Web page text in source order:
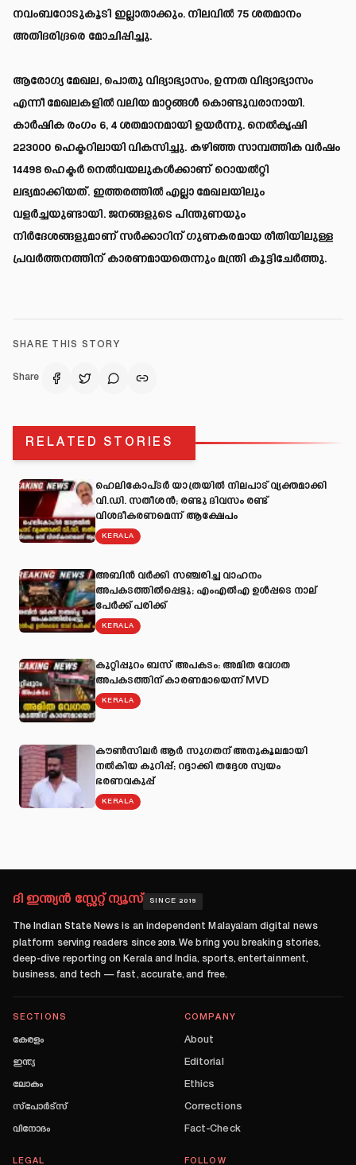
നവംബറോടുകൂടി ഇല്ലാതാക്കും. നിലവിൽ 75 ശതമാനം
അതിദരിദ്രരെ മോചിപ്പിച്ചു.
ആരോഗ്യ മേഖല, പൊതു വിദ്യാഭ്യാസം, ഉന്നത വിദ്യാഭ്യാസം
എന്നീ മേഖലകളിൽ വലിയ മാറ്റങ്ങൾ കൊണ്ടുവരാനായി.
കാർഷിക രംഗം 6, 4 ശതമാനമായി ഉയർന്നു. നെൽകൃഷി
223000 ഹെക്ടറിലായി വികസിച്ചു. കഴിഞ്ഞ സാമ്പത്തിക വർഷം
14498 ഹെക്ടർ നെൽവയലുകൾക്കാണ് റൊയൽറ്റി
ലഭ്യമാക്കിയത്. ഇത്തരത്തിൽ എല്ലാ മേഖലയിലും
വളർച്ചയുണ്ടായി. ജനങ്ങളുടെ പിന്തുണയും
നിർദേശങ്ങളുമാണ് സർക്കാറിന് ഗുണകരമായ രീതിയിലുള്ള
പ്രവർത്തനത്തിന് കാരണമായതെന്നും മന്ത്രി കൂട്ടിചേർത്തു.
SHARE THIS STORY
Share
RELATED STORIES
ഹെലികോപ്ടർ യാത്രയിൽ നിലപാട് വ്യക്തമാക്കി
വി.ഡി. സതീശൻ; രണ്ടു ദിവസം രണ്ട്
വിശദീകരണമെന്ന് ആക്ഷേപം
KERALA
അബിന്‍ വര്‍ക്കി സഞ്ചരിച്ച വാഹനം
അപകടത്തില്‍പ്പെട്ടു; എംഎല്‍എ ഉള്‍പ്പടെ നാല്
പേര്‍ക്ക് പരിക്ക്
KERALA
കുറ്റിപ്പുറം ബസ് അപകടം: അമിത വേഗത
അപകടത്തിന് കാരണമായെന്ന് MVD
KERALA
കൗൺസിലർ ആർ സുഗതന് അനുകൂലമായി
നല്‍കിയ കുറിപ്പ്; റദ്ദാക്കി തദ്ദേശ സ്വയം
ഭരണവകുപ്പ്
KERALA
ദി ഇന്ത്യൻ സ്റ്റേറ്റ് ന്യൂസ് SINCE 2019
The Indian State News is an independent Malayalam digital news
platform serving readers since 2019. We bring you breaking stories,
deep-dive reporting on Kerala and India, sports, entertainment,
business, and tech — fast, accurate, and free.
SECTIONS
കേരളം
ഇന്ത്യ
ലോകം
സ്പോർട്സ്
വിനോദം
COMPANY
About
Editorial
Ethics
Corrections
Fact-Check
LEGAL FOLLOW